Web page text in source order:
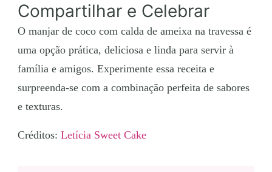
Compartilhar e Celebrar
O manjar de coco com calda de ameixa na travessa é
uma opção prática, deliciosa e linda para servir à
família e amigos. Experimente essa receita e
surpreenda-se com a combinação perfeita de sabores
e texturas.
Créditos: Letícia Sweet Cake